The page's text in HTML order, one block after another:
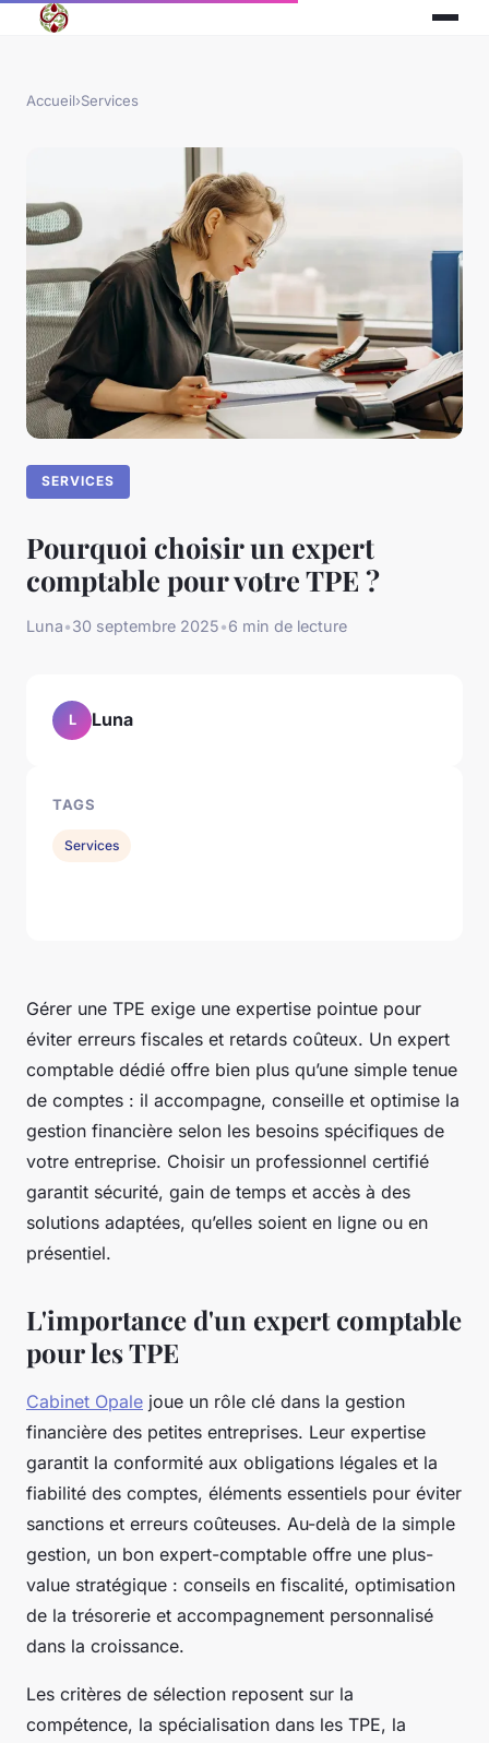
Accueil›Services
SERVICES
Pourquoi choisir un expert
comptable pour votre TPE ?
Luna•30 septembre 2025•6 min de lecture
Gérer une TPE exige une expertise pointue pour
éviter erreurs fiscales et retards coûteux. Un expert
comptable dédié offre bien plus qu’une simple tenue
de comptes : il accompagne, conseille et optimise la
gestion financière selon les besoins spécifiques de
votre entreprise. Choisir un professionnel certifié
garantit sécurité, gain de temps et accès à des
solutions adaptées, qu’elles soient en ligne ou en
présentiel.
L'importance d'un expert comptable
pour les TPE
Cabinet Opale joue un rôle clé dans la gestion
financière des petites entreprises. Leur expertise
garantit la conformité aux obligations légales et la
fiabilité des comptes, éléments essentiels pour éviter
sanctions et erreurs coûteuses. Au-delà de la simple
gestion, un bon expert-comptable offre une plus-
value stratégique : conseils en fiscalité, optimisation
de la trésorerie et accompagnement personnalisé
dans la croissance.
Les critères de sélection reposent sur la
compétence, la spécialisation dans les TPE, la
L Luna
TAGS
Services